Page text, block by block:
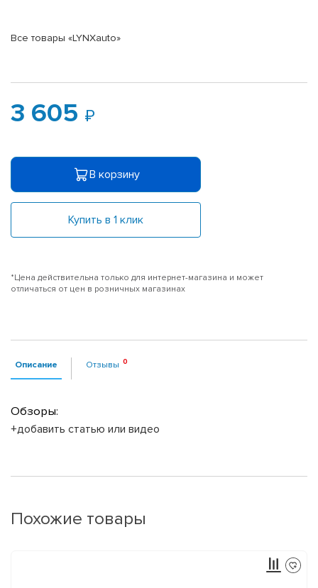
Все товары «LYNXauto»
3 605
В корзину
Купить в 1 клик
*Цена действительна только для интернет-магазина и может
отличаться от цен в розничных магазинах
Описание Отзывы
Обзоры:
+добавить статью или видео
Похожие товары